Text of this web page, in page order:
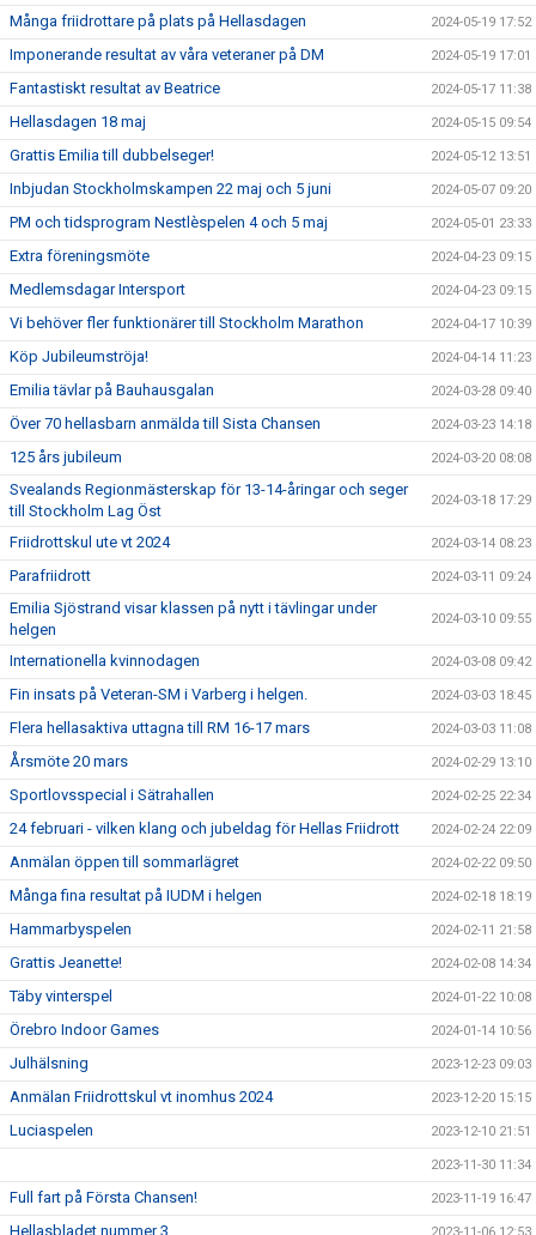
Många friidrottare på plats på Hellasdagen 2024-05-19 17:52
Imponerande resultat av våra veteraner på DM 2024-05-19 17:01
Fantastiskt resultat av Beatrice 2024-05-17 11:38
Hellasdagen 18 maj 2024-05-15 09:54
Grattis Emilia till dubbelseger! 2024-05-12 13:51
Inbjudan Stockholmskampen 22 maj och 5 juni 2024-05-07 09:20
PM och tidsprogram Nestlèspelen 4 och 5 maj 2024-05-01 23:33
Extra föreningsmöte 2024-04-23 09:15
Medlemsdagar Intersport 2024-04-23 09:15
Vi behöver fler funktionärer till Stockholm Marathon 2024-04-17 10:39
Köp Jubileumströja! 2024-04-14 11:23
Emilia tävlar på Bauhausgalan 2024-03-28 09:40
Över 70 hellasbarn anmälda till Sista Chansen 2024-03-23 14:18
125 års jubileum 2024-03-20 08:08
Svealands Regionmästerskap för 13-14-åringar och seger
till Stockholm Lag Öst
2024-03-18 17:29
Friidrottskul ute vt 2024 2024-03-14 08:23
Parafriidrott 2024-03-11 09:24
Emilia Sjöstrand visar klassen på nytt i tävlingar under
helgen
2024-03-10 09:55
Internationella kvinnodagen 2024-03-08 09:42
Fin insats på Veteran-SM i Varberg i helgen. 2024-03-03 18:45
Flera hellasaktiva uttagna till RM 16-17 mars 2024-03-03 11:08
Årsmöte 20 mars 2024-02-29 13:10
Sportlovsspecial i Sätrahallen 2024-02-25 22:34
24 februari - vilken klang och jubeldag för Hellas Friidrott 2024-02-24 22:09
Anmälan öppen till sommarlägret 2024-02-22 09:50
Många fina resultat på IUDM i helgen 2024-02-18 18:19
Hammarbyspelen 2024-02-11 21:58
Grattis Jeanette! 2024-02-08 14:34
Täby vinterspel 2024-01-22 10:08
Örebro Indoor Games 2024-01-14 10:56
Julhälsning 2023-12-23 09:03
Anmälan Friidrottskul vt inomhus 2024 2023-12-20 15:15
Luciaspelen 2023-12-10 21:51
2023-11-30 11:34
Full fart på Första Chansen! 2023-11-19 16:47
Hellasbladet nummer 3